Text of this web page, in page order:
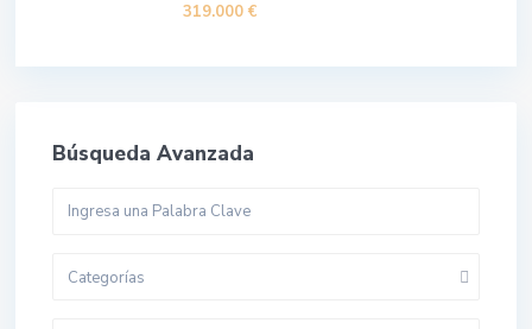
319.000 €
Búsqueda Avanzada
Categorías